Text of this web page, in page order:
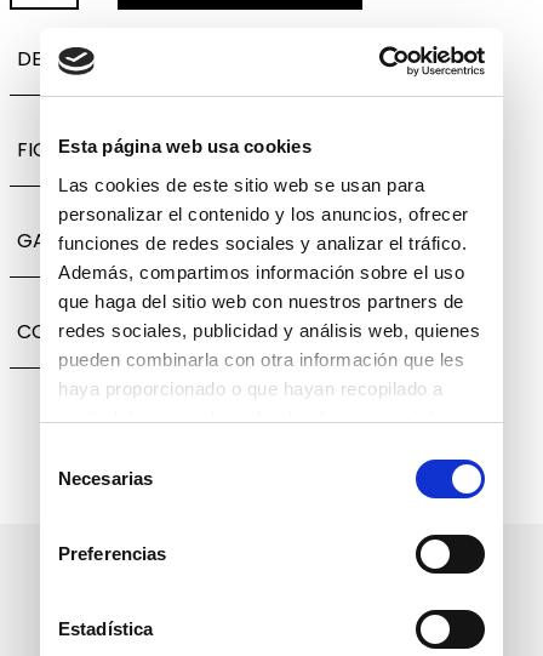
Esta página web usa cookies
Las cookies de este sitio web se usan para
personalizar el contenido y los anuncios, ofrecer
funciones de redes sociales y analizar el tráfico.
Además, compartimos información sobre el uso
que haga del sitio web con nuestros partners de
redes sociales, publicidad y análisis web, quienes
pueden combinarla con otra información que les
haya proporcionado o que hayan recopilado a
partir del uso que haya hecho de sus servicios.
deNecesarias
Preferencias
Estadística
DESCRIPCIÓN
FICHA TÉCNICA
GARANTÍA, CAMBIOS Y DEVOLUCIONES
COMPARTIR
Suscríbete a nuestro boletín